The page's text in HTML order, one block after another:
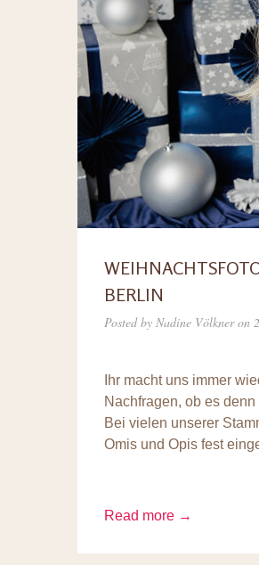
BERLIN
Posted by Nadine Völkner on
Ihr macht uns immer
Nachfragen, ob es
Bei vielen unserer
Omis und Opis fest
Read more →